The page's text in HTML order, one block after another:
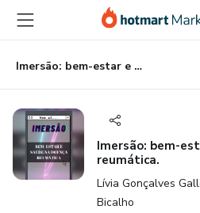
para
conteúdo
principal
para
pagamento
para
rodapé
Imersão: bem-estar e saúde na doença reumática.
Imersão: bem-
reumática.
Lívia Gonçalves
Bicalho